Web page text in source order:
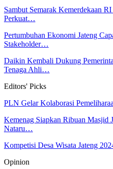
Sambut Semarak Kemerdekaan
Perkuat…
Pertumbuhan Ekonomi Jateng
Stakeholder…
Daikin Kembali Dukung
Tenaga Ahli…
Editors' Picks
PLN Gelar Kolaborasi
Kemenag Siapkan Ribuan Masjid
Nataru…
Kompetisi Desa Wisata Jateng
Opinion